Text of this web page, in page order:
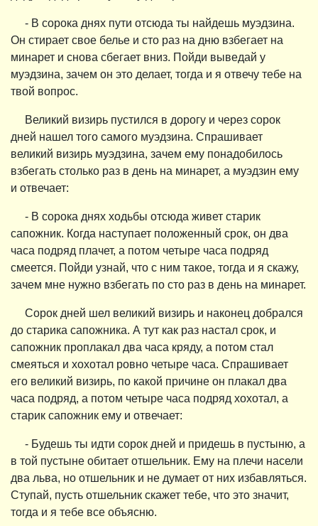
- В сорока днях пути отсюда ты найдешь муэдзина.
Он стирает свое белье и сто раз на дню взбегает на
минарет и снова сбегает вниз. Пойди выведай у
муэдзина, зачем он это делает, тогда и я отвечу тебе на
твой вопрос.
Великий визирь пустился в дорогу и через сорок
дней нашел того самого муэдзина. Спрашивает
великий визирь муэдзина, зачем ему понадобилось
взбегать столько раз в день на минарет, а муэдзин ему
и отвечает:
- В сорока днях ходьбы отсюда живет старик
сапожник. Когда наступает положенный срок, он два
часа подряд плачет, а потом четыре часа подряд
смеется. Пойди узнай, что с ним такое, тогда и я скажу,
зачем мне нужно взбегать по сто раз в день на минарет.
Сорок дней шел великий визирь и наконец добрался
до старика сапожника. А тут как раз настал срок, и
сапожник проплакал два часа кряду, а потом стал
смеяться и хохотал ровно четыре часа. Спрашивает
его великий визирь, по какой причине он плакал два
часа подряд, а потом четыре часа подряд хохотал, а
старик сапожник ему и отвечает:
- Будешь ты идти сорок дней и придешь в пустыню, а
в той пустыне обитает отшельник. Ему на плечи насели
два льва, но отшельник и не думает от них избавляться.
Ступай, пусть отшельник скажет тебе, что это значит,
тогда и я тебе все объясню.